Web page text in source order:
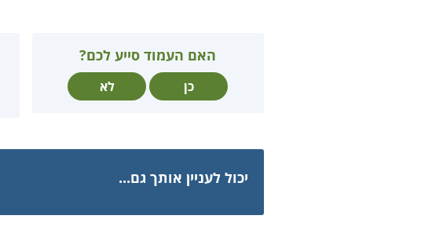
האם העמוד סייע לכם?
כן לא
יכול לעניין אותך גם...